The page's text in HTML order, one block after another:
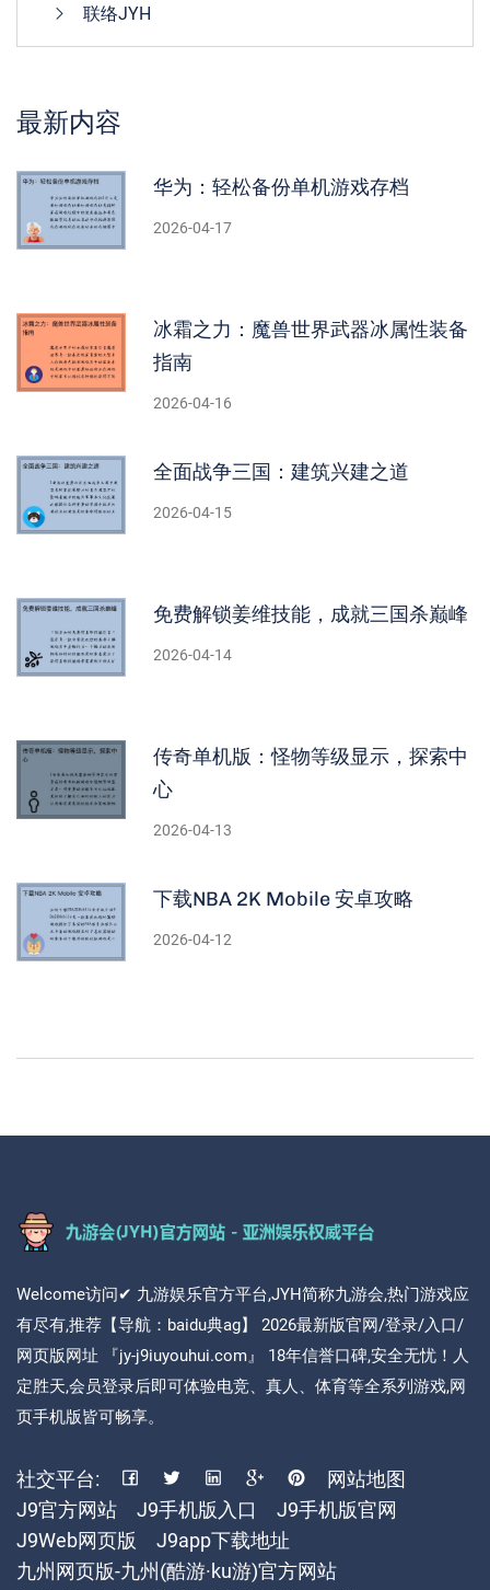
联络JYH
最新内容
华为：轻松备份单机游戏存档
2026-04-17
冰霜之力：魔兽世界武器冰属性装备
指南
2026-04-16
全面战争三国：建筑兴建之道
2026-04-15
免费解锁姜维技能，成就三国杀巅峰
2026-04-14
传奇单机版：怪物等级显示，探索中
心
2026-04-13
下载NBA 2K Mobile 安卓攻略
2026-04-12
Welcome访问✔ 九游娱乐官方平台,JYH简称九游会,热门游戏应
有尽有,推荐【导航：baidu典ag】 2026最新版官网/登录/入口/
网页版网址 『jy-j9iuyouhui.com』 18年信誉口碑,安全无忧！人
定胜天,会员登录后即可体验电竞、真人、体育等全系列游戏,网
页手机版皆可畅享。
社交平台:
网站地图
J9官方网站
J9手机版入口
J9手机版官网
J9Web网页版
J9app下载地址
九州网页版-九州(酷游·ku游)官方网站